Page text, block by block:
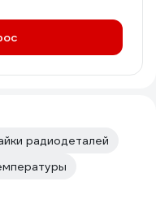
радиодеталей